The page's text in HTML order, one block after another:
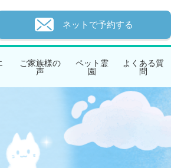
ネットで予約する
ご家族様の
声
ペット霊
園
よくある質
問